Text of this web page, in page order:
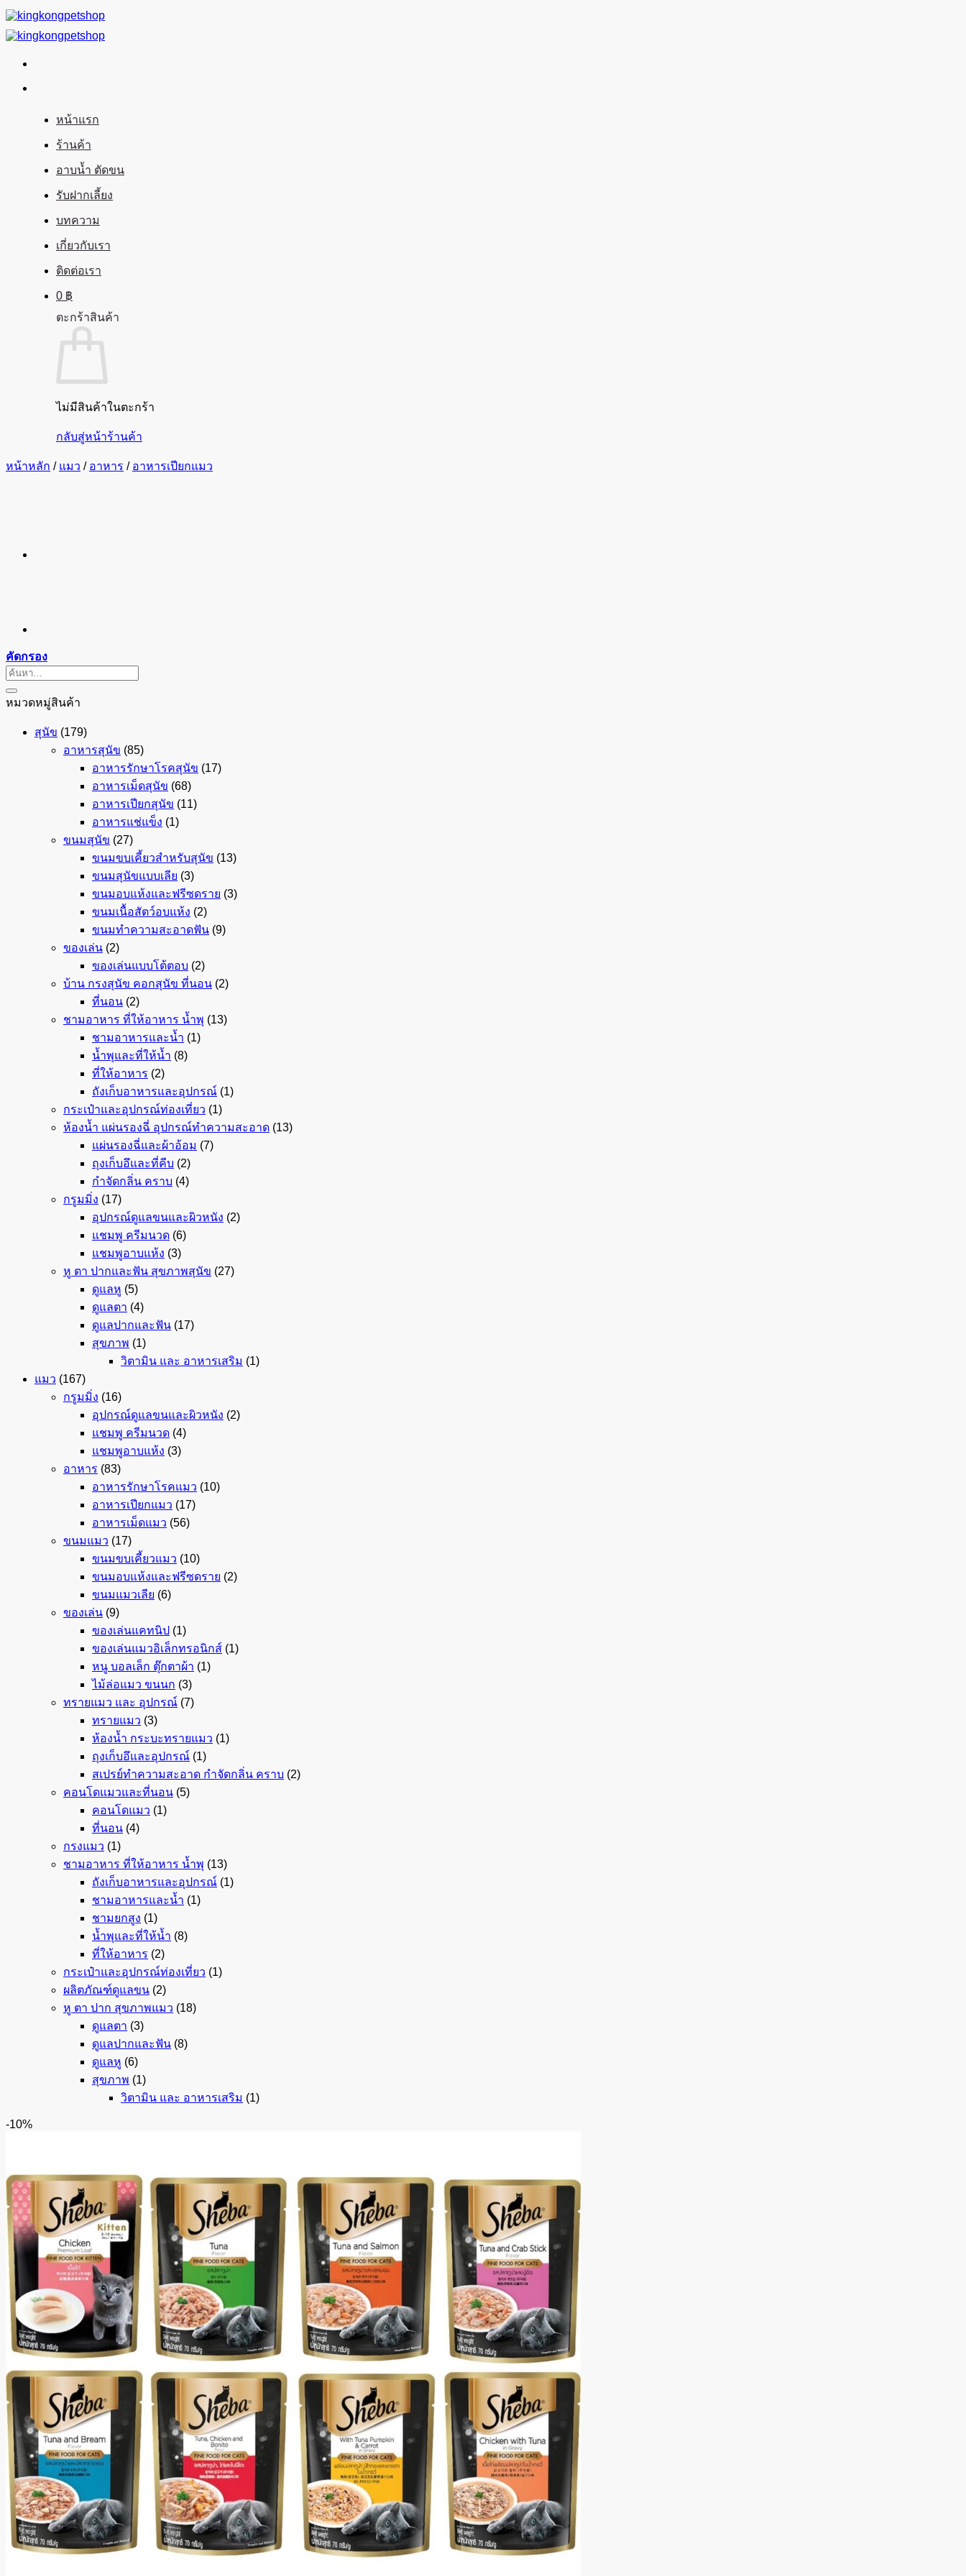
ข้าม
ไป
เนื้อหา
หน้าแรก
ร้านค้า
อาบน้ำ ตัดขน
รับฝากเลี้ยง
บทความ
เกี่ยวกับเรา
ติดต่อเรา
0 ฿
ตะกร้าสินค้า
ไม่มีสินค้าในตะกร้า
กลับสู่หน้าร้านค้า
หน้าหลัก / แมว / อาหาร / อาหารเปียกแมว
คัดกรอง
ค้นหา:
หมวดหมู่สินค้า
สุนัข (179)
อาหารสุนัข (85)
อาหารรักษาโรคสุนัข (17)
อาหารเม็ดสุนัข (68)
อาหารเปียกสุนัข (11)
อาหารแช่แข็ง (1)
ขนมสุนัข (27)
ขนมขบเคี้ยวสำหรับสุนัข (13)
ขนมสุนัขแบบเลีย (3)
ขนมอบแห้งและฟรีซดราย (3)
ขนมเนื้อสัตว์อบแห้ง (2)
ขนมทำความสะอาดฟัน (9)
ของเล่น (2)
ของเล่นแบบโต้ตอบ (2)
บ้าน กรงสุนัข คอกสุนัข ที่นอน (2)
ที่นอน (2)
ชามอาหาร ที่ให้อาหาร น้ำพุ (13)
ชามอาหารและน้ำ (1)
น้ำพุและที่ให้น้ำ (8)
ที่ให้อาหาร (2)
ถังเก็บอาหารและอุปกรณ์ (1)
กระเป๋าและอุปกรณ์ท่องเที่ยว (1)
ห้องน้ำ แผ่นรองฉี่ อุปกรณ์ทำความสะอาด (13)
แผ่นรองฉี่และผ้าอ้อม (7)
ถุงเก็บอึและที่คีบ (2)
กำจัดกลิ่น คราบ (4)
กรูมมิ่ง (17)
อุปกรณ์ดูแลขนและผิวหนัง (2)
แชมพู ครีมนวด (6)
แชมพูอาบแห้ง (3)
หู ตา ปากและฟัน สุขภาพสุนัข (27)
ดูแลหู (5)
ดูแลตา (4)
ดูแลปากและฟัน (17)
สุขภาพ (1)
วิตามิน และ อาหารเสริม (1)
แมว (167)
กรูมมิ่ง (16)
อุปกรณ์ดูแลขนและผิวหนัง (2)
แชมพู ครีมนวด (4)
แชมพูอาบแห้ง (3)
อาหาร (83)
อาหารรักษาโรคแมว (10)
อาหารเปียกแมว (17)
อาหารเม็ดแมว (56)
ขนมแมว (17)
ขนมขบเคี้ยวแมว (10)
ขนมอบแห้งและฟรีซดราย (2)
ขนมแมวเลีย (6)
ของเล่น (9)
ของเล่นแคทนิป (1)
ของเล่นแมวอิเล็กทรอนิกส์ (1)
หนู บอลเล็ก ตุ๊กตาผ้า (1)
ไม้ล่อแมว ขนนก (3)
ทรายแมว และ อุปกรณ์ (7)
ทรายแมว (3)
ห้องน้ำ กระบะทรายแมว (1)
ถุงเก็บอึและอุปกรณ์ (1)
สเปรย์ทำความสะอาด กำจัดกลิ่น คราบ (2)
คอนโดแมวและที่นอน (5)
คอนโดแมว (1)
ที่นอน (4)
กรงแมว (1)
ชามอาหาร ที่ให้อาหาร น้ำพุ (13)
ถังเก็บอาหารและอุปกรณ์ (1)
ชามอาหารและน้ำ (1)
ชามยกสูง (1)
น้ำพุและที่ให้น้ำ (8)
ที่ให้อาหาร (2)
กระเป๋าและอุปกรณ์ท่องเที่ยว (1)
ผลิตภัณฑ์ดูแลขน (2)
หู ตา ปาก สุขภาพแมว (18)
ดูแลตา (3)
ดูแลปากและฟัน (8)
ดูแลหู (6)
สุขภาพ (1)
วิตามิน และ อาหารเสริม (1)
-10%